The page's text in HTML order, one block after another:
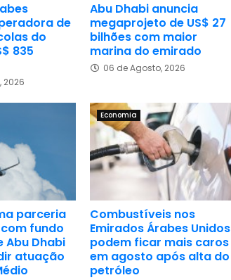
de
do
835
2026
Abu Dhabi anuncia
megaprojeto de US$ 27
bilhões com maior
marina do emirado
06 de Agosto, 2026
parceria
fundo
Abu Dhabi
atuação
Economia
Combustíveis nos
Emirados Árabes Unidos
podem ficar mais caros
em agosto após alta do
petróleo